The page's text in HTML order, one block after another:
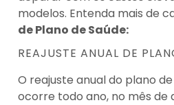
modelos. Entenda mais de
de Plano de Saúde:
REAJUSTE ANUAL DE
O reajuste anual do plano
ocorre todo ano, no mês de